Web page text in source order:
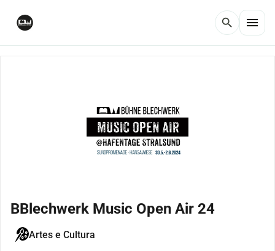
search menu
BBlechwerk Music Open Air 24
Artes e Cultura